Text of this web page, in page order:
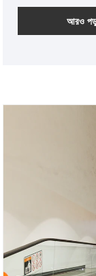
আমরা আপনাকেআরও